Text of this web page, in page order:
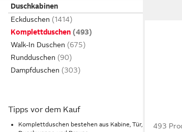
Duschkabinen
Eckduschen
Komplettduschen
Walk-In Duschen
Rundduschen
Dampfduschen
Tipps vor dem Kauf
Komplettduschen bestehen aus Kabine, Tür,
493